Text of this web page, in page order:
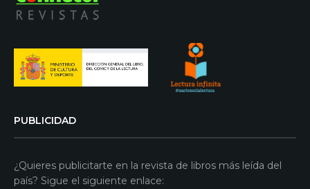
PUBLICIDAD
¿Quieres publicitarte en la revista de libros más leída del
país? Sigue el siguiente enlace: